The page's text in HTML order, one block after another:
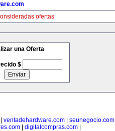
ofertas
una Oferta
$
ventadehardware.com seunegocio.com
digitalcompras.com